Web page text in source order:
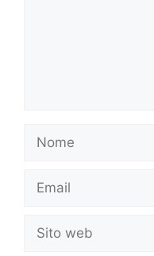
Nome
Email
Sito
web